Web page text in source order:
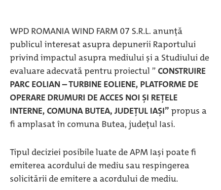
WPD ROMANIA WIND FARM 07 S.R.L. anunţă
publicul interesat asupra depunerii Raportului
privind impactul asupra mediului și a Studiului de
evaluare adecvată pentru proiectul ” CONSTRUIRE
PARC EOLIAN – TURBINE EOLIENE, PLATFORME DE
OPERARE DRUMURI DE ACCES NOI ȘI REȚELE
INTERNE, COMUNA BUTEA, JUDEȚUL IAȘI” propus a
fi amplasat în comuna Butea, judeţul Iasi.
Tipul deciziei posibile luate de APM Iași poate fi
emiterea acordului de mediu sau respingerea
solicitării de emitere a acordului de mediu.